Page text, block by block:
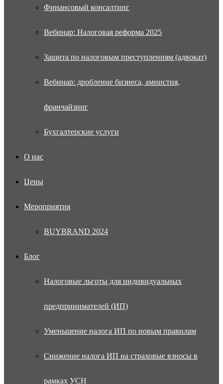
Финансовый консалтинг
Вебинар: Налоговая реформа 2025
Защита по налоговым преступлениям (адвокат)
Вебинар: дробление бизнеса, амнистия,
франчайзинг
Бухгалтерские услуги
О нас
Цены
Мероприятия
BUYBRAND 2024
Блог
Налоговые льготы для индивидуальных
предпринимателей (ИП)
Уменьшение налога ИП по новым правилам
Снижение налога ИП на страховые взносы в
рамках УСН